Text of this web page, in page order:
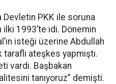
Devletin PKK ile soruna
1993’te idi. Dönemin
isteği üzerine Abdullah
ateşkes yapmıştı.
vardı. Başbakan
tanıyoruz” demişti.